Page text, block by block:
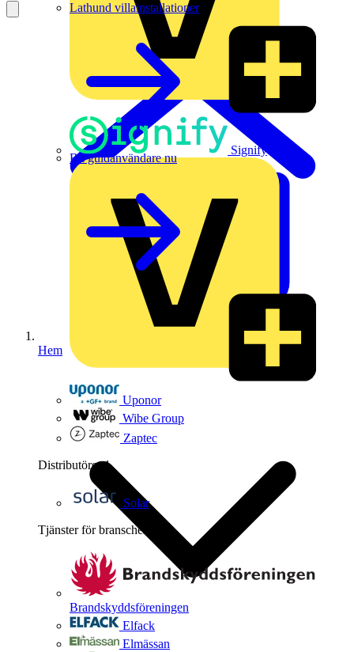
Signify
Uponor
Wibe Group
Zaptec
Distributörer 1
Solar
Tjänster för branschen
Brandskyddsföreningen
Elfack
Elmässan
Lathund villainstallationer
Bli guldanvändare nu
Hem